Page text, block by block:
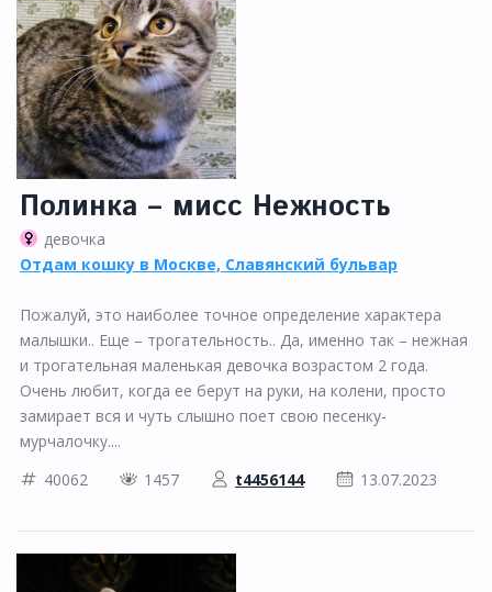
Полинка – мисс Нежность
девочка
Отдам кошку в Москве, Славянский бульвар
Пожалуй, это наиболее точное определение характера
малышки.. Еще – трогательность.. Да, именно так – нежная
и трогательная маленькая девочка возрастом 2 года.
Очень любит, когда ее берут на руки, на колени, просто
замирает вся и чуть слышно поет свою песенку-
мурчалочку....
40062
1457 t4456144 13.07.2023